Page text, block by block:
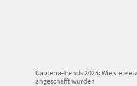
Capterra-Trends 2025: Wie viele
angeschafft wurden